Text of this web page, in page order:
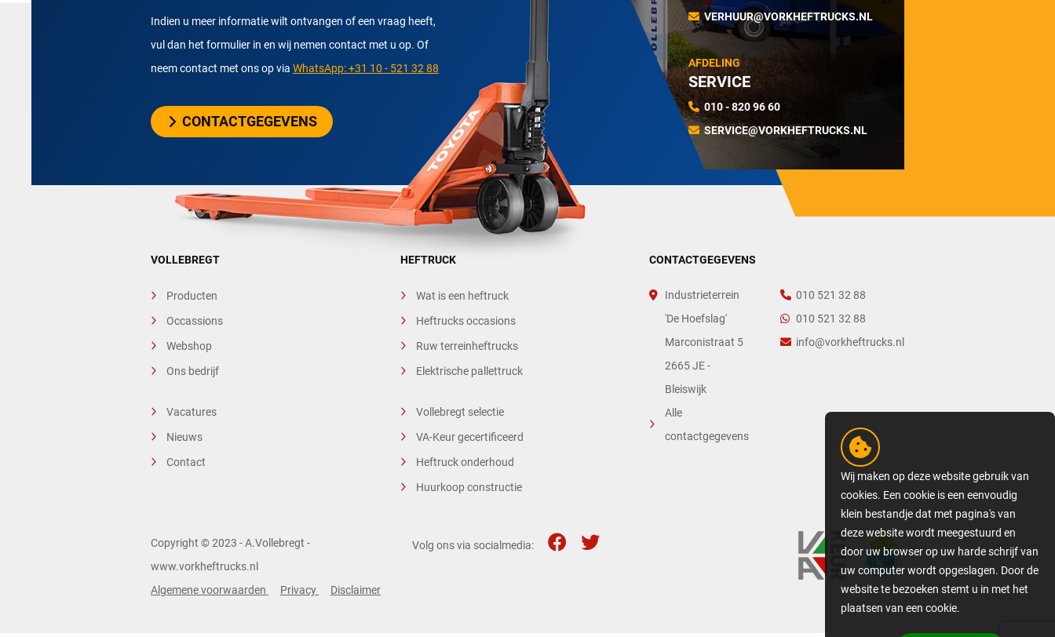
Indien u meer informatie wilt ontvangen of een vraag heeft,
vul dan het formulier in en wij nemen contact met u op. Of
neem contact met ons op via WhatsApp: +31 10 - 521 32 88
CONTACTGEGEVENS
VERHUUR@VORKHEFTRUCKS.NL
AFDELING
SERVICE
010 - 820 96 60
SERVICE@VORKHEFTRUCKS.NL
VOLLEBREGT
Producten
Occassions
Webshop
Ons bedrijf
Vacatures
Nieuws
Contact
HEFTRUCK
Wat is een heftruck
Heftrucks occasions
Ruw terreinheftrucks
Elektrische pallettruck
Vollebregt selectie
VA-Keur gecertificeerd
Heftruck onderhoud
Huurkoop constructie
CONTACTGEGEVENS
Industrieterrein
'De Hoefslag'
Marconistraat 5
2665 JE -
Bleiswijk
Alle
contactgegevens
010 521 32 88
010 521 32 88
info@vorkheftrucks.nl
Copyright © 2023 - A.Vollebregt -
www.vorkheftrucks.nl
Algemene voorwaarden
Privacy Disclaimer
Volg ons via socialmedia:
Wij maken op deze website gebruik van
cookies. Een cookie is een eenvoudig
klein bestandje dat met pagina's van
deze website wordt meegestuurd en
door uw browser op uw harde schrijf van
uw computer wordt opgeslagen. Door de
website te bezoeken stemt u in met het
plaatsen van een cookie.